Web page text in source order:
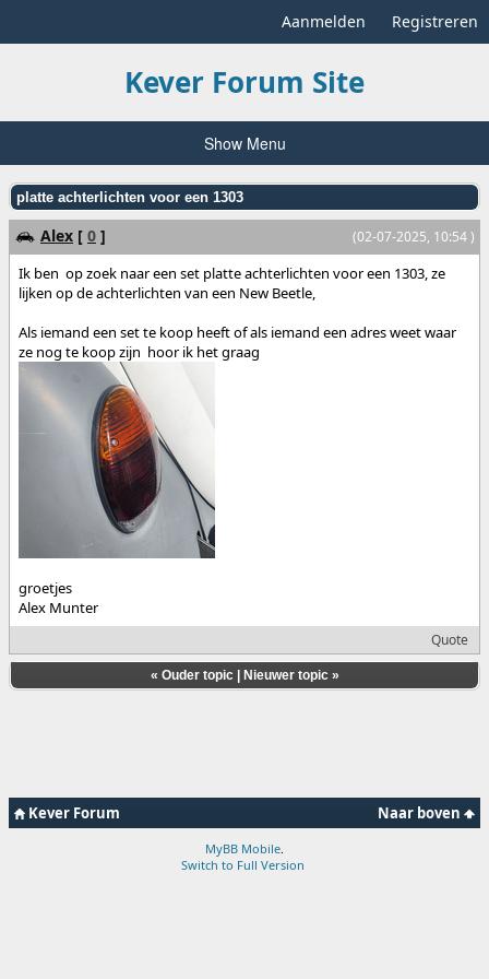
Aanmelden Registreren
Kever Forum Site
Show Menu
platte achterlichten voor een 1303
(02-07-2025, 10:54 )
Alex [ 0 ]
Ik ben op zoek naar een set platte achterlichten voor een 1303, ze
lijken op de achterlichten van een New Beetle,
Als iemand een set te koop heeft of als iemand een adres weet waar
ze nog te koop zijn hoor ik het graag
groetjes
Alex Munter
Quote
« Ouder topic| Nieuwer topic»
Naar boven
Kever Forum
MyBB Mobile
Switch to Full Version